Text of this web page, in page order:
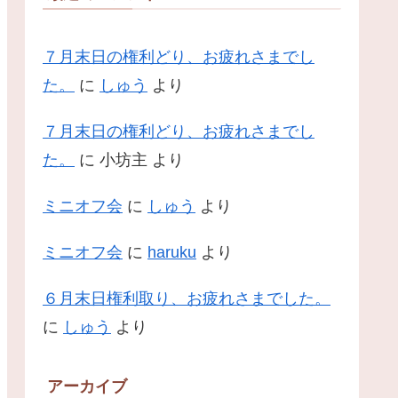
７月末日の権利どり、お疲れさまでし
た。
に しゅう より
７月末日の権利どり、お疲れさまでし
た。
に 小坊主 より
ミニオフ会 に しゅう より
ミニオフ会 に haruku より
６月末日権利取り、お疲れさまでした。
に しゅう より
アーカイブ